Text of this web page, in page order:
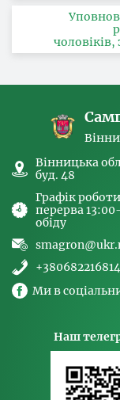
чоловіків,
за ознакою
Вінницька
буд. 48
Графік
перерва
обіду
+380682216814
Ми в
Наш